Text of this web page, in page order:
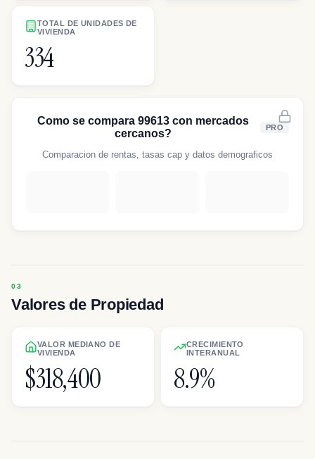
TOTAL DE UNIDADES DE
VIVIENDA
334
Como se compara 99613 con mercados
cercanos?
PRO
Comparacion de rentas, tasas cap y datos demograficos
Valores de Propiedad
VALOR MEDIANO DE
VIVIENDA
$318,400
CRECIMIENTO
INTERANUAL
8.9%